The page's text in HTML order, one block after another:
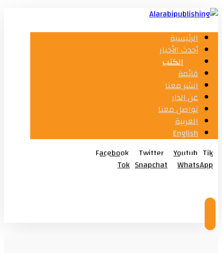
الرئيسية
أحدث الأخبار
الكتب
قائمة
انشر معنا
عن الدار
تواصل معنا
العربية
English
Facebook
Twitter Youtub Tik
Tok Snapchat
WhatsApp